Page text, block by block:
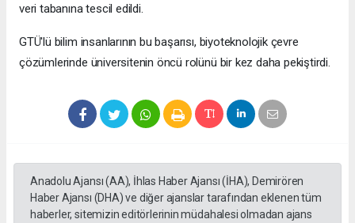
veri tabanına tescil edildi.
GTÜ'lü bilim insanlarının bu başarısı, biyoteknolojik çevre
çözümlerinde üniversitenin öncü rolünü bir kez daha pekiştirdi.
Anadolu Ajansı (AA), İhlas Haber Ajansı (İHA), Demirören
Haber Ajansı (DHA) ve diğer ajanslar tarafından eklenen tüm
haberler, sitemizin editörlerinin müdahalesi olmadan ajans